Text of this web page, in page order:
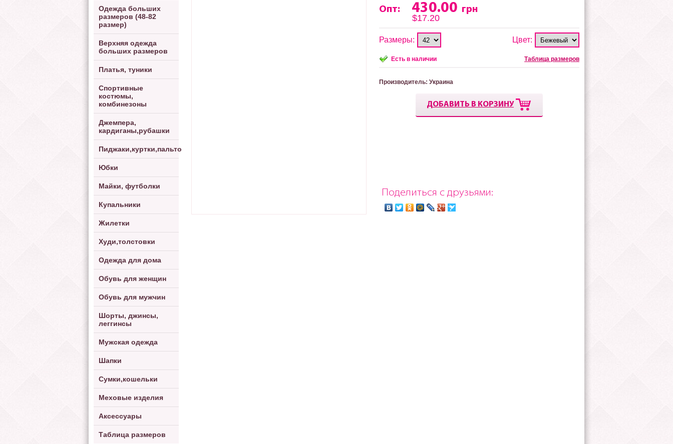
Одежда больших
размеров (48-82
размер)
Верхняя одежда
больших размеров
Платья, туники
Спортивные
костюмы,
комбинезоны
Джемпера,
кардиганы,рубашки
Пиджаки,куртки,пальто
Юбки
Майки, футболки
Купальники
Жилетки
Худи,толстовки
Одежда для дома
Обувь для женщин
Обувь для мужчин
Шорты, джинсы,
леггинсы
Мужская одежда
Шапки
Сумки,кошельки
Меховые изделия
Аксессуары
Таблица размеров
Опт:
430.00 грн
$17.20
Размеры: Цвет:
Есть в наличии Таблица размеров
Производитель: Украина
ДОБАВИТЬ В КОРЗИНУ
Поделиться с друзьями: